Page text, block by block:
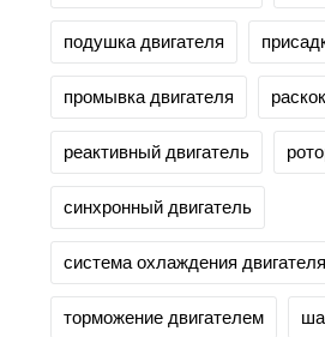
подушка двигателя
промывка двигателя
реактивный двигатель
синхронный двигатель
система охлаждения двигателя
торможение двигателем